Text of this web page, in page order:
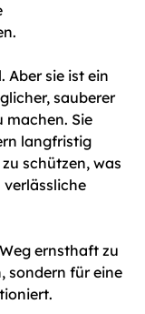
Aber sie ist ein
sauberer
Sie
langfristig
schützen, was
ernsthaft zu
sondern für eine